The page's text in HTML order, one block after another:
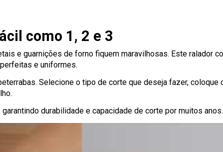
como 1, 2 e 3
e guarnições de forno fiquem maravilhosas. Este ralador
e uniformes.
Selecione o tipo de corte que deseja fazer,
durabilidade e capacidade de corte por muitos anos.